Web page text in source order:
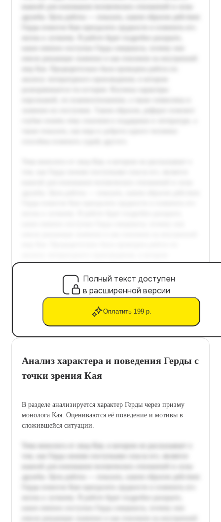
Полный текст доступен
в расширенной версии
Оплатить 199 р.
Анализ характера и поведения Герды с
точки зрения Кая
В разделе анализируется характер Герды через призму
монолога Кая. Оцениваются её поведение и мотивы в
сложившейся ситуации.